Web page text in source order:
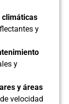
climáticas
y
y
y áreas
velocidad